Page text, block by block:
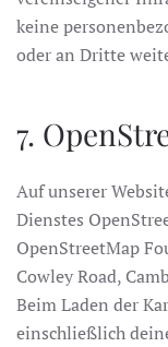
keine
oder an Dritte
7.
Auf unserer
Dienstes
OpenStreetMap
Cowley Road,
Beim Laden der
einschließlich